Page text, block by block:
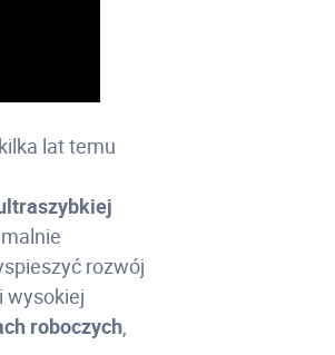
lat temu
rozwój
wysokiej
roboczych,